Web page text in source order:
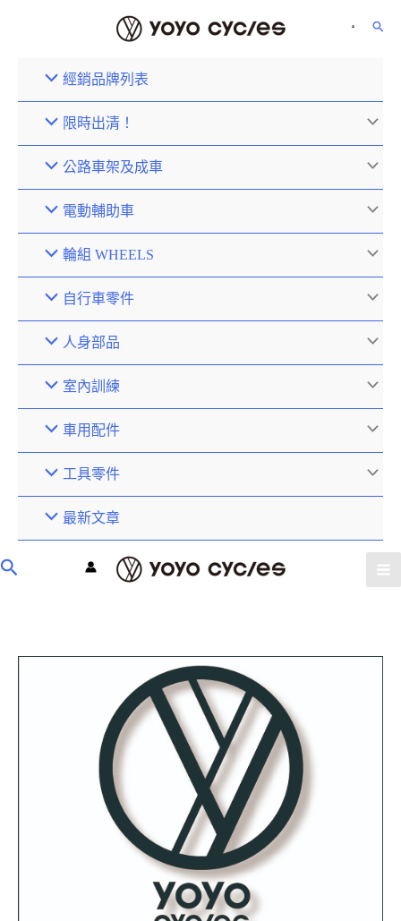
經銷品牌列表
限時出清！
公路車架及成車
電動輔助車
輪組 WHEELS
自行車零件
人身部品
室內訓練
車用配件
工具零件
最新文章